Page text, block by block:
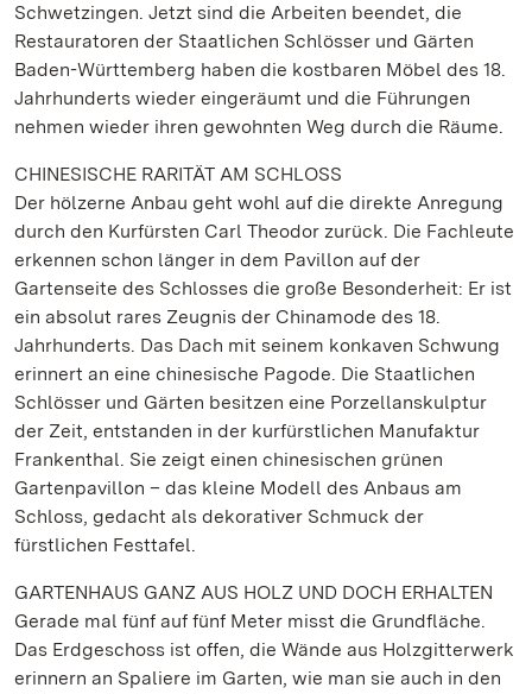
Schwetzingen. Jetzt sind die Arbeiten beendet, die
Restauratoren der Staatlichen Schlösser und Gärten
Baden-Württemberg haben die kostbaren Möbel des 18.
Jahrhunderts wieder eingeräumt und die Führungen
nehmen wieder ihren gewohnten Weg durch die Räume.
CHINESISCHE RARITÄT AM SCHLOSS
Der hölzerne Anbau geht wohl auf die direkte Anregung
durch den Kurfürsten Carl Theodor zurück. Die Fachleute
erkennen schon länger in dem Pavillon auf der
Gartenseite des Schlosses die große Besonderheit: Er ist
ein absolut rares Zeugnis der Chinamode des 18.
Jahrhunderts. Das Dach mit seinem konkaven Schwung
erinnert an eine chinesische Pagode. Die Staatlichen
Schlösser und Gärten besitzen eine Porzellanskulptur
der Zeit, entstanden in der kurfürstlichen Manufaktur
Frankenthal. Sie zeigt einen chinesischen grünen
Gartenpavillon – das kleine Modell des Anbaus am
Schloss, gedacht als dekorativer Schmuck der
fürstlichen Festtafel.
GARTENHAUS GANZ AUS HOLZ UND DOCH ERHALTEN
Gerade mal fünf auf fünf Meter misst die Grundfläche.
Das Erdgeschoss ist offen, die Wände aus Holzgitterwerk
erinnern an Spaliere im Garten, wie man sie auch in den